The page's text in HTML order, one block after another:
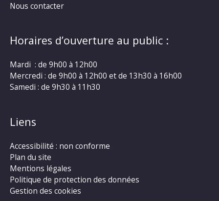
Nous contacter
Horaires d’ouverture au public :
Mardi : de 9h00 à 12h00
Mercredi : de 9h00 à 12h00 et de 13h30 à 16h00
Samedi : de 9h30 à 11h30
Liens
Accessibilité : non conforme
Plan du site
Mentions légales
Politique de protection des données
Gestion des cookies